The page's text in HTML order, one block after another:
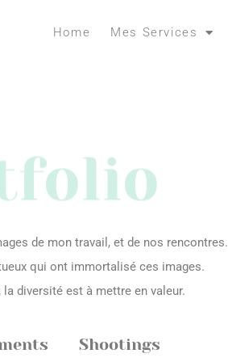
Home Mes Services
de mon travail, et de nos rencontres.
qui ont immortalisé ces images.
diversité est à mettre en valeur.
Shootings